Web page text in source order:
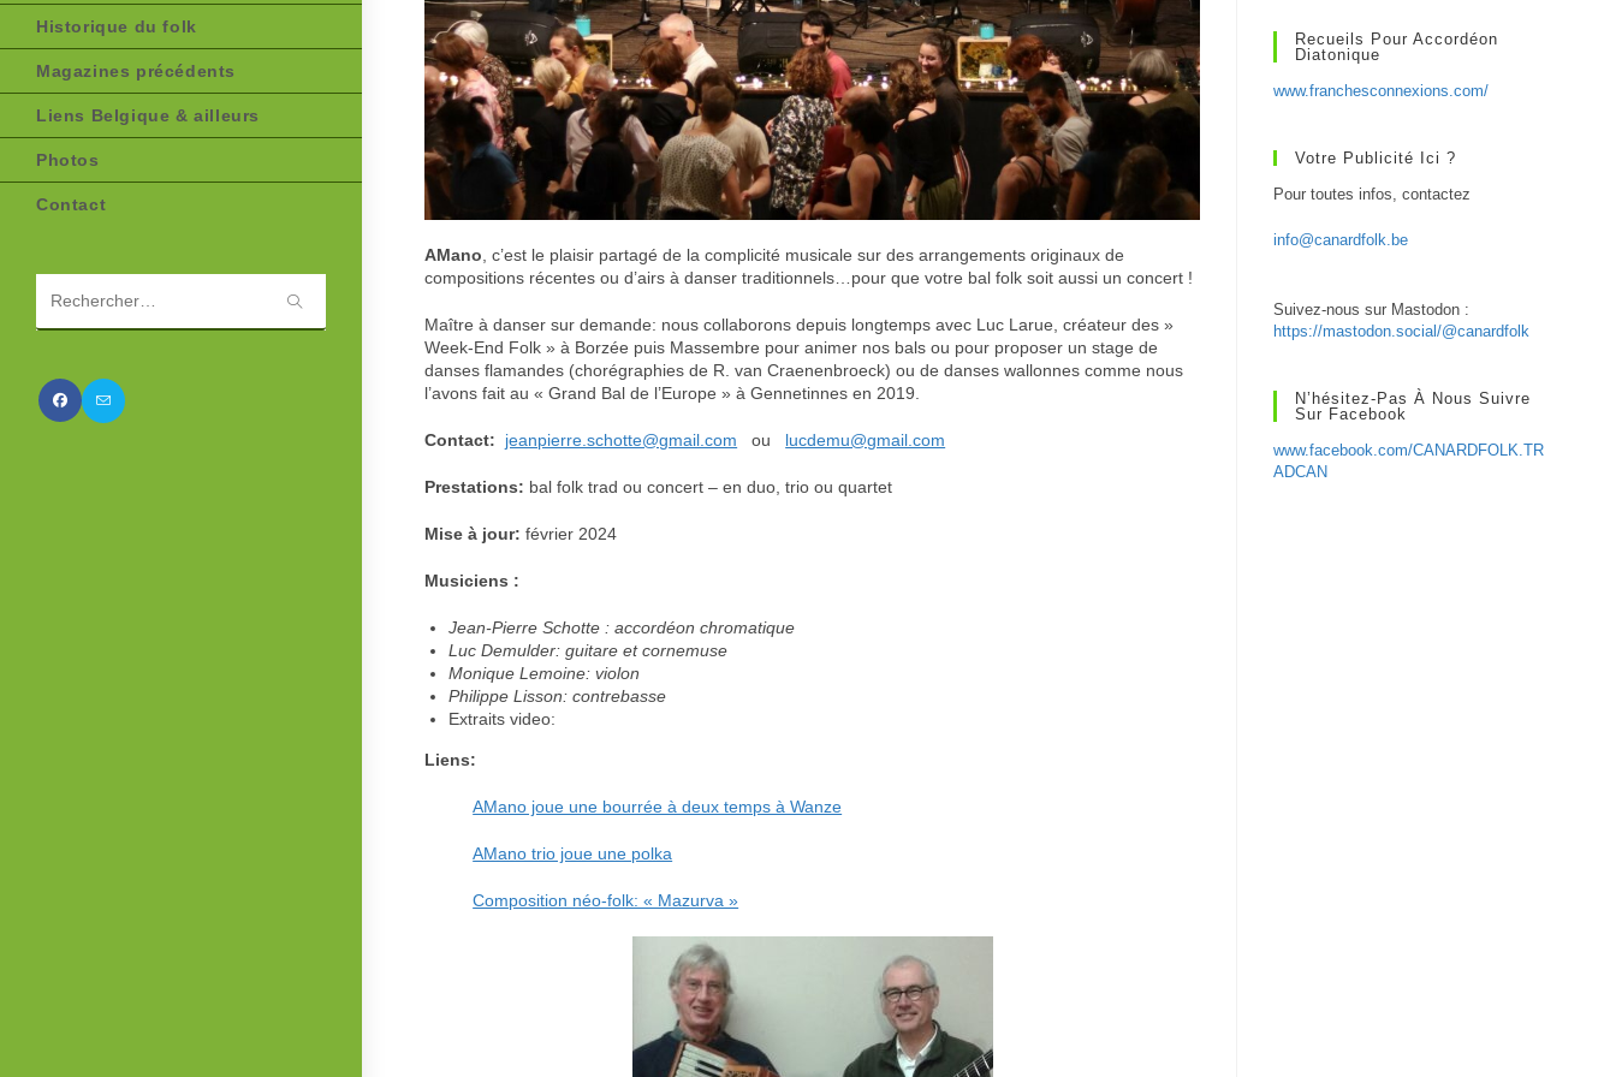
Historique du folk
Magazines précédents
Liens Belgique & ailleurs
Photos
Contact
Rechercher
sur
site
AMano, c’est le plaisir partagé de la complicité musicale sur des arrangements originaux de
compositions récentes ou d’airs à danser traditionnels…pour que votre bal folk soit aussi un concert !
Maître à danser sur demande: nous collaborons depuis longtemps avec Luc Larue, créateur des »
Week-End Folk » à Borzée puis Massembre pour animer nos bals ou pour proposer un stage de
danses flamandes (chorégraphies de R. van Craenenbroeck) ou de danses wallonnes comme nous
l’avons fait au « Grand Bal de l’Europe » à Gennetinnes en 2019.
Contact: jeanpierre.schotte@gmail.com ou lucdemu@gmail.com
Prestations: bal folk trad ou concert – en duo, trio ou quartet
Mise à jour: février 2024
Musiciens :
Jean-Pierre Schotte : accordéon chromatique
Luc Demulder: guitare et cornemuse
Monique Lemoine: violon
Philippe Lisson: contrebasse
Extraits video:
Liens:
AMano joue une bourrée à deux temps à Wanze
AMano trio joue une polka
Composition néo-folk: « Mazurva »
Recueils Pour Accordéon
Diatonique
www.franchesconnexions.com/
Votre Publicité Ici ?
Pour toutes infos, contactez
info@canardfolk.be
Suivez-nous sur Mastodon :
https://mastodon.social/@canardfolk
N’hésitez-Pas À Nous Suivre
Sur Facebook
www.facebook.com/CANARDFOLK.TR
ADCAN